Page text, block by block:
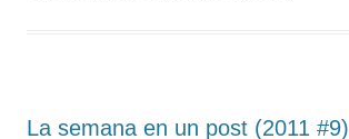
La semana en un post (2011 #9)